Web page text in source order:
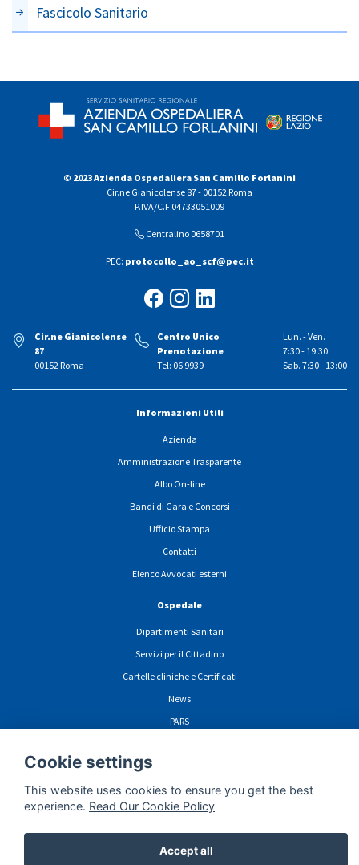
Fascicolo Sanitario
© 2023 Azienda Ospedaliera San Camillo Forlanini
Cir.ne Gianicolense 87 - 00152 Roma
P.IVA/C.F 04733051009
Centralino 0658701
PEC: protocollo_ao_scf@pec.it
Cir.ne Gianicolense
87
00152 Roma
Centro Unico
Prenotazione
Tel: 06 9939
Lun. - Ven.
7:30 - 19:30
Sab. 7:30 - 13:00
Informazioni Utili
Azienda
Amministrazione Trasparente
Albo On-line
Bandi di Gara e Concorsi
Ufficio Stampa
Contatti
Elenco Avvocati esterni
Ospedale
Dipartimenti Sanitari
Servizi per il Cittadino
Cartelle cliniche e Certificati
News
PARS
sulla privacy navigazione sito web Cookie Dichiarazione di
Cookie settings
This website uses cookies to ensure you get the best
experience. Read Our Cookie Policy
Accept all